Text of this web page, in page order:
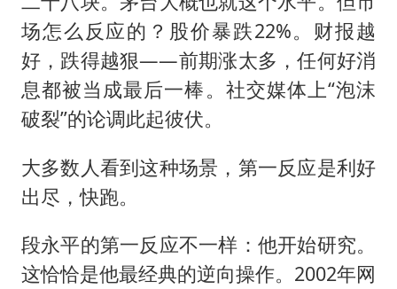
场怎么反应的？股价暴跌22%。财报越
好，跌得越狠——前期涨太多，任何好消
息都被当成最后一棒。社交媒体上“泡沫
破裂”的论调此起彼伏。
大多数人看到这种场景，第一反应是利好
出尽，快跑。
段永平的第一反应不一样：他开始研究。
这恰恰是他最经典的逆向操作。2002年网